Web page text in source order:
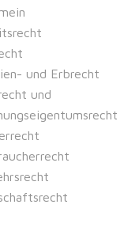
und Erbrecht
und